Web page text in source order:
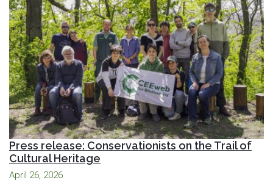
Press release: Conservationists on the Trail of
Cultural Heritage
April 26, 2026